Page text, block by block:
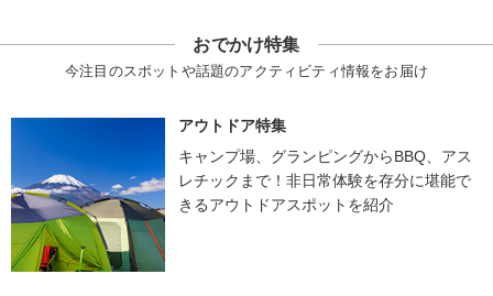
おでかけ特集
今注目のスポットや話題のアクティビティ情報をお届け
アウトドア特集
キャンプ場、グランピングからBBQ、アス
レチックまで！非日常体験を存分に堪能で
きるアウトドアスポットを紹介